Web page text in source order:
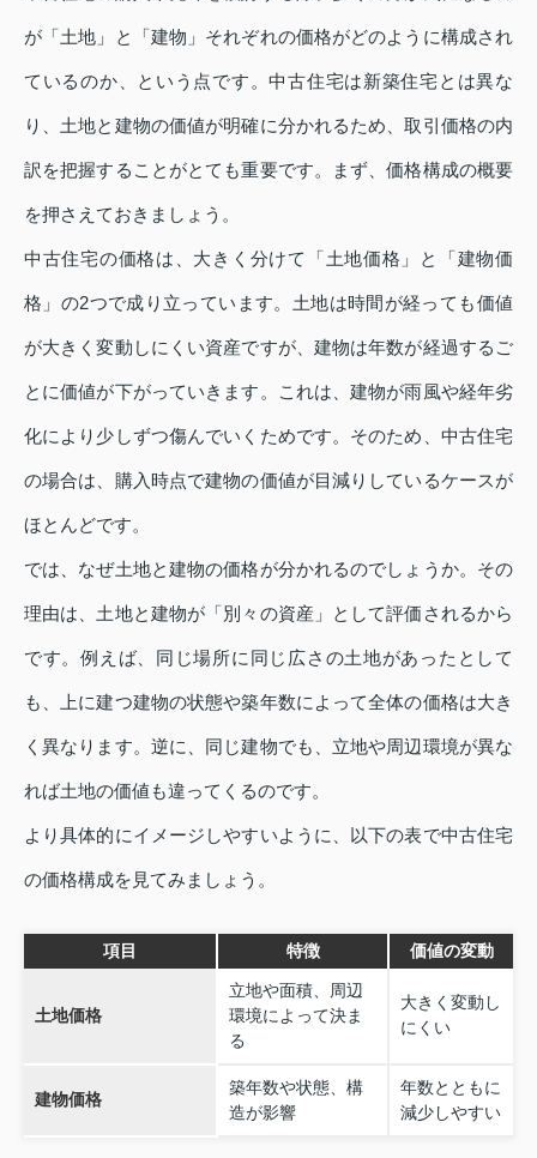
が「土地」と「建物」それぞれの価格がどのように構成され
ているのか、という点です。中古住宅は新築住宅とは異な
り、土地と建物の価値が明確に分かれるため、取引価格の内
訳を把握することがとても重要です。まず、価格構成の概要
を押さえておきましょう。
中古住宅の価格は、大きく分けて「土地価格」と「建物価
格」の2つで成り立っています。土地は時間が経っても価値
が大きく変動しにくい資産ですが、建物は年数が経過するご
とに価値が下がっていきます。これは、建物が雨風や経年劣
化により少しずつ傷んでいくためです。そのため、中古住宅
の場合は、購入時点で建物の価値が目減りしているケースが
ほとんどです。
では、なぜ土地と建物の価格が分かれるのでしょうか。その
理由は、土地と建物が「別々の資産」として評価されるから
です。例えば、同じ場所に同じ広さの土地があったとして
も、上に建つ建物の状態や築年数によって全体の価格は大き
く異なります。逆に、同じ建物でも、立地や周辺環境が異な
れば土地の価値も違ってくるのです。
より具体的にイメージしやすいように、以下の表で中古住宅
の価格構成を見てみましょう。
項目 特徴 価値の変動
土地価格
立地や面積、周辺
環境によって決ま
る
大きく変動し
にくい
建物価格
築年数や状態、構
造が影響
年数とともに
減少しやすい